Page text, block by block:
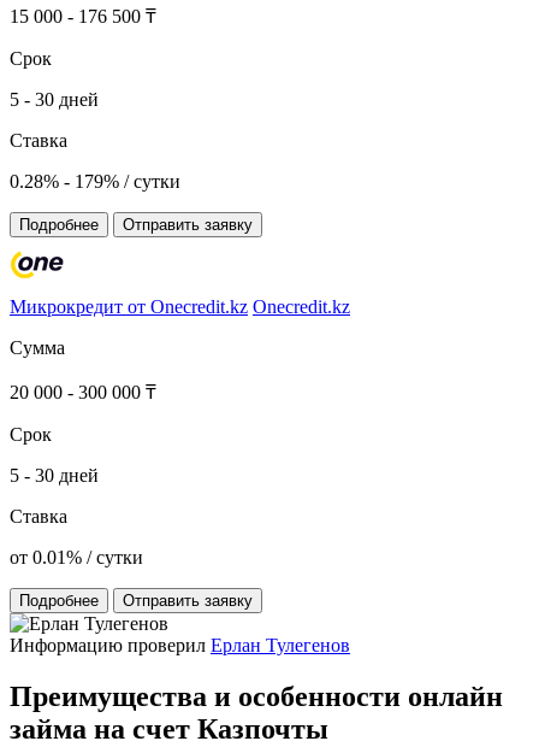
15 000 - 176 500 ₸
Срок
5 - 30 дней
Ставка
0.28% - 179% / сутки
Подробнее Отправить заявку
Микрокредит от Onecredit.kz Onecredit.kz
Сумма
20 000 - 300 000 ₸
Срок
5 - 30 дней
Ставка
от 0.01% / сутки
Подробнее Отправить заявку
Информацию проверил Ерлан Тулегенов
Преимущества и особенности онлайн
займа на счет Казпочты